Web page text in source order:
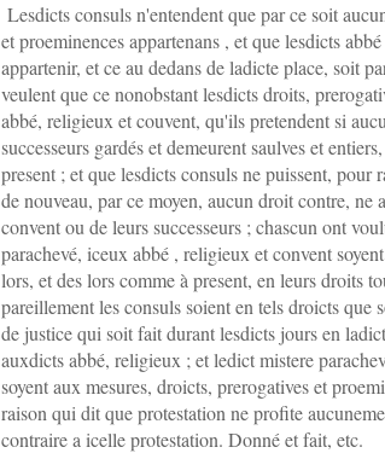
Lesdicts consuls n'entendent que par ce soit
et proeminences appartenans , et que lesdicts
appartenir, et ce au dedans de ladicte place, soit
veulent que ce nonobstant lesdicts droits,
abbé, religieux et couvent, qu'ils pretendent si
successeurs gardés et demeurent saulves et
present ; et que lesdicts consuls ne puissent, pour
de nouveau, par ce moyen, aucun droit contre,
convent ou de leurs successeurs ; chascun ont
parachevé, iceux abbé , religieux et convent
lors, et des lors comme à present, en leurs droits
pareillement les consuls soient en tels droicts que
de justice qui soit fait durant lesdicts jours en
auxdicts abbé, religieux ; et ledict mistere
soyent aux mesures, droicts, prerogatives et
raison qui dit que protestation ne profite
contraire a icelle protestation. Donné et fait, etc.